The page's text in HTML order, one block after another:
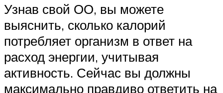
Узнав свой ОО, вы можете
выяснить, сколько калорий
потребляет организм в ответ на
расход энергии, учитывая
активность. Сейчас вы должны
максимально правдиво ответить на